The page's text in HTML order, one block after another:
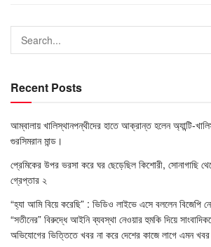
Recent Posts
আম্বালায় খালিস্থানপন্থীদের হাতে আক্রান্ত হলেন অ্যান্টি-
গুরসিমরান মান্ড।
প্রেমিকের উপর ভরসা করে ঘর ছেড়েছিল কিশোরী, সোনাগাছি
গ্রেপ্তার ২
“হ্যা আমি বিয়ে করেছি” : ভিডিও লাইভে এসে বললেন বিজেপি
“সতীনের” বিরুদ্ধে আইনি ব্যবস্থা নেওয়ার হুমকি দিয়ে
অভিযোগের ভিত্তিতে খবর না করে দেশের কাজে লাগে এমন